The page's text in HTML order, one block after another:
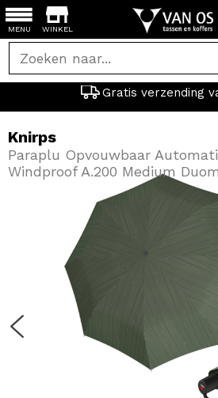
WINKEL
Gratis verzending
MENU
Knirps
Paraplu Opvouwbaar
Windproof A.200 Medium